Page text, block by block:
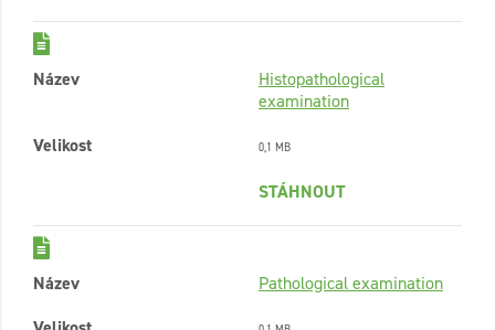
Název
Histopathological
examination
Velikost
0,1 MB
STÁHNOUT
Název
Pathological examination